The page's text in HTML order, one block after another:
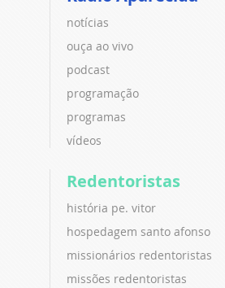
notícias
ouça ao vivo
podcast
programação
programas
vídeos
Redentoristas
história pe. vitor
hospedagem santo afonso
missionários redentoristas
missões redentoristas